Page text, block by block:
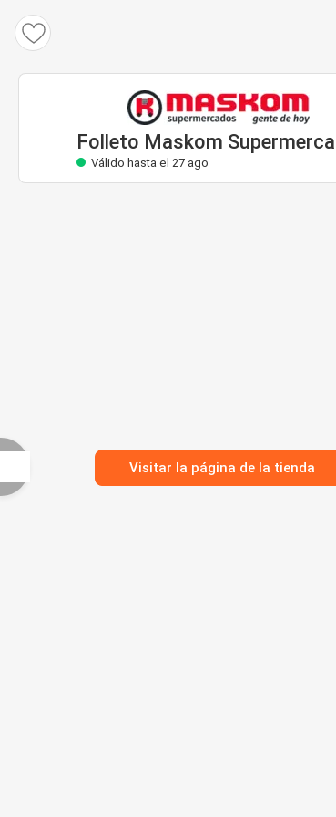
Folleto Maskom
Válido hasta el 27 ago
Visitar la página de la tienda